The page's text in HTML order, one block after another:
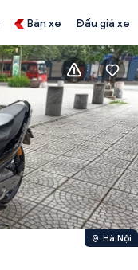
Bán xe Đấu giá xe
Hà Nội